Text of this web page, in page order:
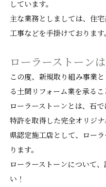
しています。
主な業務としましては、住
工事などを手掛けております
ローラーストーン
この度、新規取り組み事業
る土間リフォーム業を承るこ
ローラーストーンとは、石
特許を取得した完全オリジ
県認定施工店として、ロー
ります。
ローラーストーンについて
い！